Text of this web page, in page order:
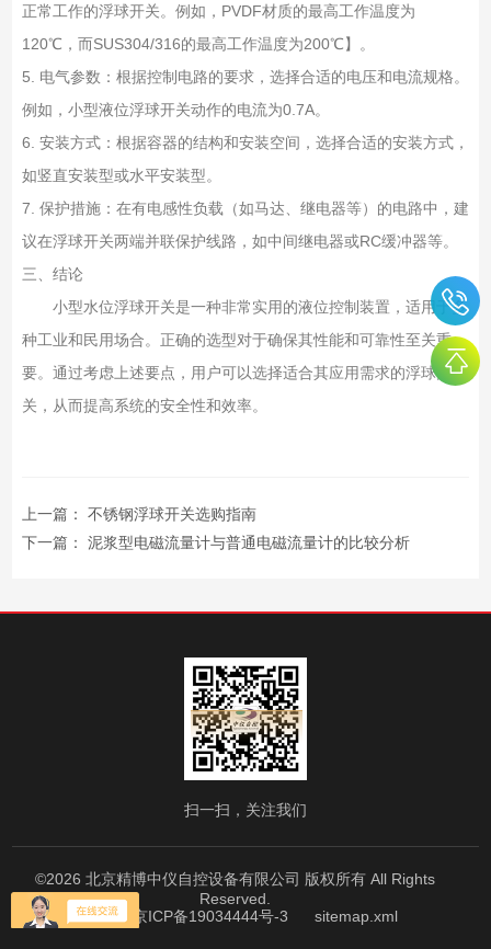
正常工作的浮球开关。例如，PVDF材质的最高工作温度为
120℃，而SUS304/316的最高工作温度为200℃】。
5. 电气参数：根据控制电路的要求，选择合适的电压和电流规格。
例如，小型液位浮球开关动作的电流为0.7A。
6. 安装方式：根据容器的结构和安装空间，选择合适的安装方式，
如竖直安装型或水平安装型。
7. 保护措施：在有电感性负载（如马达、继电器等）的电路中，建
议在浮球开关两端并联保护线路，如中间继电器或RC缓冲器等。
三、结论
小型水位浮球开关是一种非常实用的液位控制装置，适用于多
种工业和民用场合。正确的选型对于确保其性能和可靠性至关重
要。通过考虑上述要点，用户可以选择适合其应用需求的浮球开
关，从而提高系统的安全性和效率。
上一篇： 不锈钢浮球开关选购指南
下一篇： 泥浆型电磁流量计与普通电磁流量计的比较分析
扫一扫，关注我们
©2026 北京精博中仪自控设备有限公司 版权所有 All Rights
Reserved.
备案号：京ICP备19034444号-3
sitemap.xml